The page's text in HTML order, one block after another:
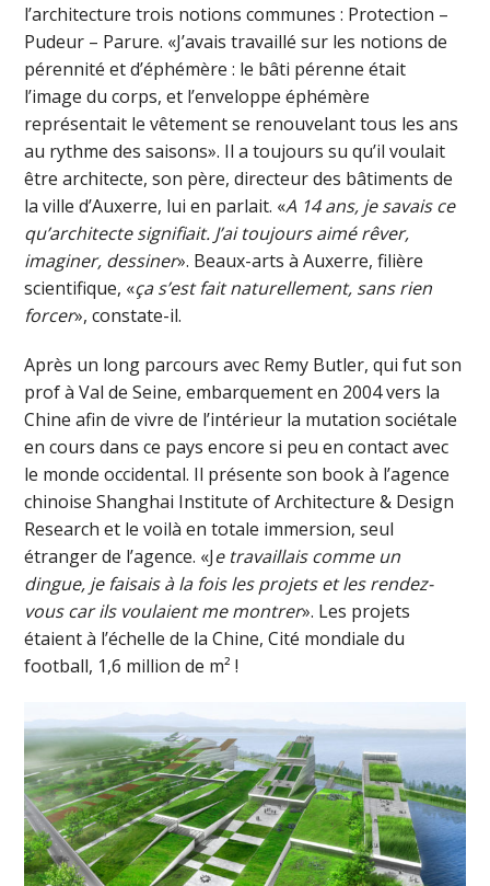
l’architecture trois notions communes : Protection –
Pudeur – Parure. «J’avais travaillé sur les notions de
pérennité et d’éphémère : le bâti pérenne était
l’image du corps, et l’enveloppe éphémère
représentait le vêtement se renouvelant tous les ans
au rythme des saisons». Il a toujours su qu’il voulait
être architecte, son père, directeur des bâtiments de
la ville d’Auxerre, lui en parlait. «A 14 ans, je savais ce
qu’architecte signifiait. J’ai toujours aimé rêver,
imaginer, dessiner». Beaux-arts à Auxerre, filière
scientifique, «ça s’est fait naturellement, sans rien
forcer», constate-il.
Après un long parcours avec Remy Butler, qui fut son
prof à Val de Seine, embarquement en 2004 vers la
Chine afin de vivre de l’intérieur la mutation sociétale
en cours dans ce pays encore si peu en contact avec
le monde occidental. Il présente son book à l’agence
chinoise Shanghai Institute of Architecture & Design
Research et le voilà en totale immersion, seul
étranger de l’agence. «Je travaillais comme un
dingue, je faisais à la fois les projets et les rendez-
vous car ils voulaient me montrer». Les projets
étaient à l’échelle de la Chine, Cité mondiale du
football, 1,6 million de m² !